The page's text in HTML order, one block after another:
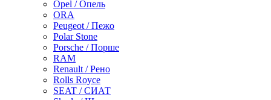
Opel / Опель
ORA
Peugeot / Пежо
Polar Stone
Porsche / Порше
RAM
Renault / Рено
Rolls Royce
SEAT / СИАТ